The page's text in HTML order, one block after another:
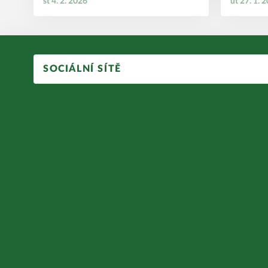
SOCIÁLNÍ SÍTĚ